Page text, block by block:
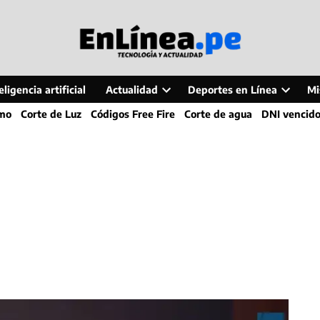
artificial Actualidad
Open
dropdown
Deportes en Línea
Open
dropdown
Corte de Luz Códigos Free Fire Corte de agua DNI vencido